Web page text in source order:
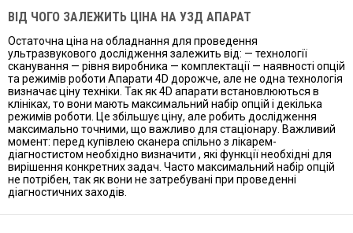
ВІД ЧОГО ЗАЛЕЖИТЬ ЦІНА НА УЗД АПАРАТ
Остаточна ціна на обладнання для проведення
ультразвукового дослідження залежить від: — технології
сканування — рівня виробника — комплектації — наявності опцій
та режимів роботи Апарати 4D дорожче, але не одна технологія
визначає ціну техніки. Так як 4D апарати встановлюються в
клініках, то вони мають максимальний набір опцій і декілька
режимів роботи. Це збільшує ціну, але робить дослідження
максимально точними, що важливо для стаціонару. Важливий
момент: перед купівлею сканера спільно з лікарем-
діагностистом необхідно визначити , які функції необхідні для
вирішення конкретних задач. Часто максимальний набір опцій
не потрібен, так як вони не затребувані при проведенні
діагностичних заходів.